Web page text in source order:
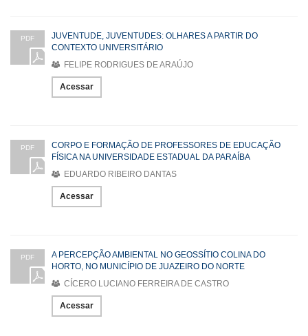
PDF
JUVENTUDE, JUVENTUDES: OLHARES A PARTIR DO
CONTEXTO UNIVERSITÁRIO
FELIPE RODRIGUES DE ARAÚJO
Acessar
PDF
CORPO E FORMAÇÃO DE PROFESSORES DE EDUCAÇÃO
FÍSICA NA UNIVERSIDADE ESTADUAL DA PARAÍBA
EDUARDO RIBEIRO DANTAS
Acessar
PDF
A PERCEPÇÃO AMBIENTAL NO GEOSSÍTIO COLINA DO
HORTO, NO MUNICÍPIO DE JUAZEIRO DO NORTE
CÍCERO LUCIANO FERREIRA DE CASTRO
Acessar